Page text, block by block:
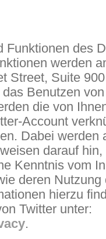
Funktionen des
werden
Street, Suite
Benutzen
die von
Account
Dabei werden
darauf
Kenntnis vom
deren Nutzung
hierzu
Twitter unter:
.